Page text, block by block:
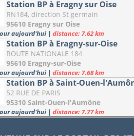
Station BP à Eragny sur Oise
RN184, direction St germain
95610 Eragny sur Oise
aujourd'hui | distance: 7.62 km
Station BP à Eragny-sur-Oise
ROUTE NATIONALE 184
95610 Eragny-sur-Oise
aujourd'hui | distance: 7.68 km
Station BP à Saint-Ouen-
52 RUE DE PARIS
95310 Saint-Ouen-l'Aumône
aujourd'hui | distance: 7.77 km